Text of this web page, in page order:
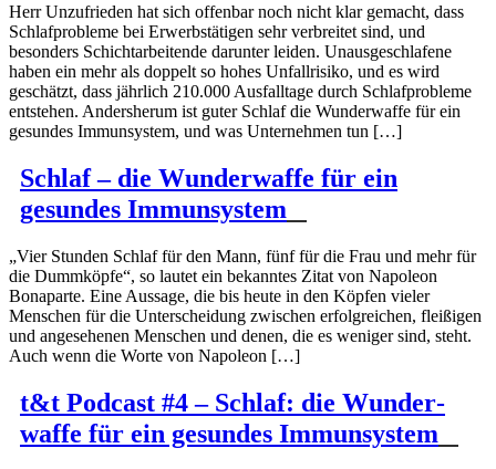
Herr Unzufrieden hat sich offenbar noch nicht klar gemacht, dass
Schlaf­pro­bleme bei Erwerbs­tä­tigen sehr verbreitet sind, und
besonders Schicht­ar­bei­tende darunter leiden. Unaus­ge­schlafene
haben ein mehr als doppelt so hohes Unfall­risiko, und es wird
geschätzt, dass jährlich 210.000 Ausfalltage durch Schlaf­pro­bleme
entstehen. Anders­herum ist guter Schlaf die Wunder­waffe für ein
gesundes Immun­system, und was Unter­nehmen tun […]
Schlaf – die Wunder­waffe für ein
gesundes Immun­system
„Vier Stunden Schlaf für den Mann, fünf für die Frau und mehr für
die Dummköpfe“, so lautet ein bekanntes Zitat von Napoleon
Bonaparte. Eine Aussage, die bis heute in den Köpfen vieler
Menschen für die Unter­scheidung zwischen erfolg­reichen, fleißigen
und angese­henen Menschen und denen, die es weniger sind, steht.
Auch wenn die Worte von Napoleon […]
t&t Podcast #4 – Schlaf: die Wunder­
waffe für ein gesundes Immun­system